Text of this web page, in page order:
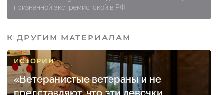
признанной экстремистской в РФ
К ДРУГИМ МАТЕРИАЛАМ
ИСТОРИИ
«Ветеранистые ветераны и не
представляют, что эти девочки